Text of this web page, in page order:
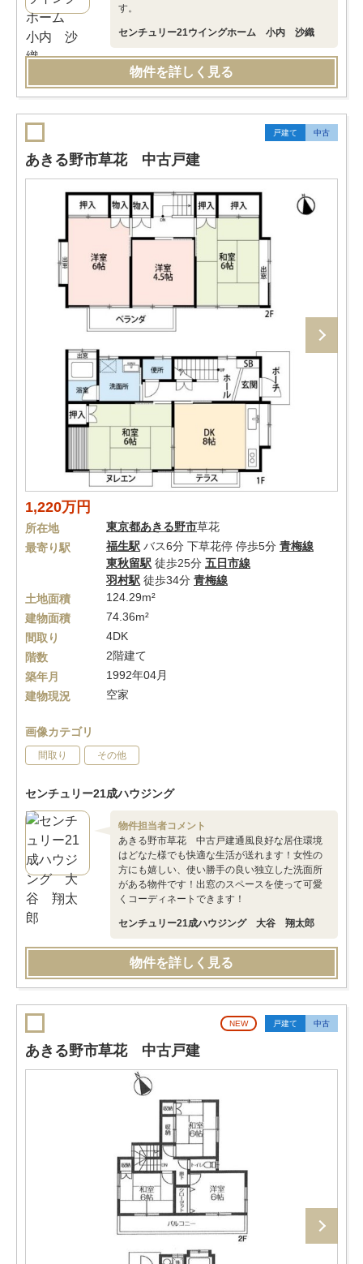
す。
センチュリー21ウイングホーム 小内 沙織
物件を詳しく見る
戸建て 中古
あきる野市草花 中古戸建
1,220万円
所在地 東京都あきる野市草花
最寄り駅
福生駅 バス6分 下草花停 停歩5分 青梅線
東秋留駅 徒歩25分 五日市線
羽村駅 徒歩34分 青梅線
土地面積
124.29m²
建物面積
74.36m²
間取り
4DK
階数
2階建て
築年月
1992年04月
建物現況
空家
画像カテゴリ
間取り その他
センチュリー21成ハウジング
物件担当者コメント
あきる野市草花 中古戸建通風良好な居住環境
はどなた様でも快適な生活が送れます！女性の
方にも嬉しい、使い勝手の良い独立した洗面所
がある物件です！出窓のスペースを使って可愛
くコーディネートできます！
センチュリー21成ハウジング 大谷 翔太郎
物件を詳しく見る
NEW 戸建て 中古
あきる野市草花 中古戸建